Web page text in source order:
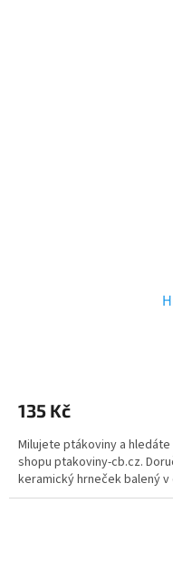
je
z
5
hvězdiček.
135 Kč
Milujete ptákoviny a
shopu ptakoviny-cb.cz.
keramický hrneček balený